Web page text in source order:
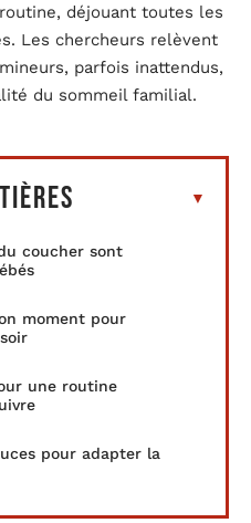
déjouant toutes les
Les chercheurs relèvent
parfois inattendus,
du sommeil familial.
coucher sont
moment pour
une routine
pour adapter la